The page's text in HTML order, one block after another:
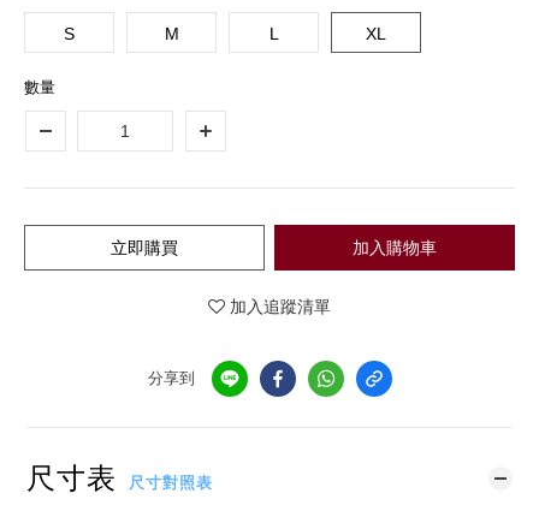
S M L XL
數量
加入購物車
立即購買
加入追蹤清單
分享到
尺寸表 尺寸對照表